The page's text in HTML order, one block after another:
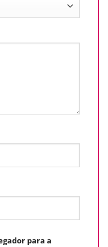
para a